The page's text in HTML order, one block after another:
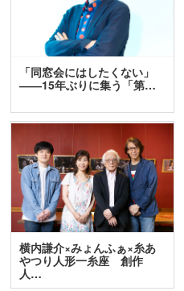
「同窓会にはしたくない」
――15年ぶりに集う「第…
横内謙介×みょんふぁ×糸あ
やつり人形一糸座 創作
人…